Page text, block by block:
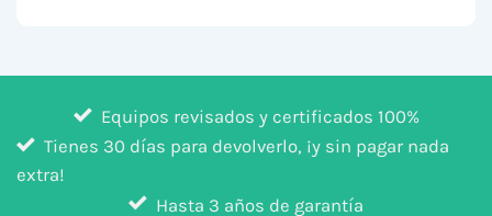
Equipos revisados y certificados 100%
Tienes 30 días para devolverlo, ¡y sin pagar nada
extra!
Hasta 3 años de garantía